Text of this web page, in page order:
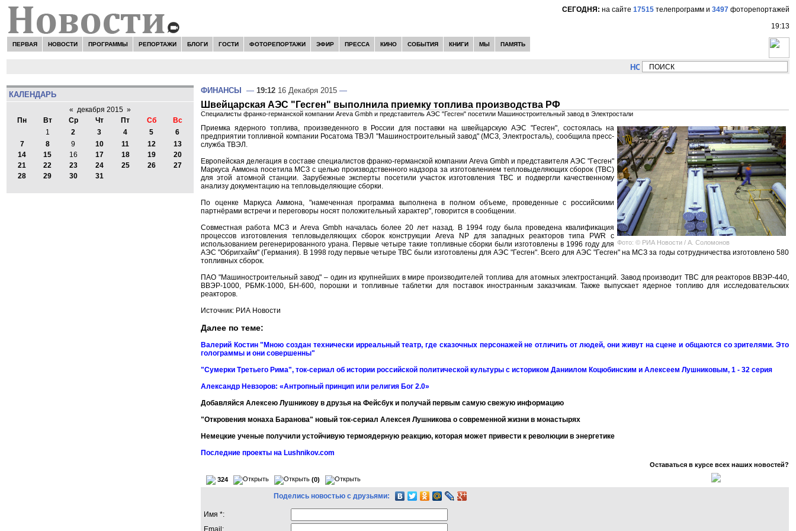
СЕГОДНЯ: на сайте 17515 телепрограмм и 3497 фоторепортажей
19:13
ПЕРВАЯ НОВОСТИ ПРОГРАММЫ РЕПОРТАЖИ БЛОГИ ГОСТИ ФОТОРЕПОРТАЖИ ЭФИР ПРЕССА КИНО СОБЫТИЯ КНИГИ МЫ ПАМЯТЬ
НОВОСТИ: Сергей Цыпляев "Мир как никогда
КАЛЕНДАРЬ
« декабря 2015 »
Пн
Вт Ср Чт Пт Сб
Вс
1
2 3 4 5
6
7
8 9 10 11 12
13
14
15 16 17 18 19
20
21
22 23 24 25 26
27
28
29 30 31
ФИНАНСЫ — 19:12 16 Декабря 2015 —
Швейцарская АЭС "Гесген" выполнила приемку топлива производства РФ
Специалисты франко-германской компании Areva Gmbh и представитель АЭС "Гесген" посетили Машиностроительный завод в Электростали
Фото: © РИА Новости / А. Соломонов
Приемка ядерного топлива, произведенного в России для поставки на швейцарскую АЭС "Гесген", состоялась на
предприятии топливной компании Росатома ТВЭЛ "Машиностроительный завод" (МСЗ, Электросталь), сообщила пресс-
служба ТВЭЛ.
Европейская делегация в составе специалистов франко-германской компании Areva Gmbh и представителя АЭС "Гесген"
Маркуса Аммона посетила МСЗ с целью производственного надзора за изготовлением тепловыделяющих сборок (ТВС)
для этой атомной станции. Зарубежные эксперты посетили участок изготовления ТВС и подвергли качественному
анализу документацию на тепловыделяющие сборки.
По оценке Маркуса Аммона, "намеченная программа выполнена в полном объеме, проведенные с российскими
партнёрами встречи и переговоры носят положительный характер", говорится в сообщении.
Совместная работа МСЗ и Areva Gmbh началась более 20 лет назад. В 1994 году была проведена квалификация
процессов изготовления тепловыделяющих сборок конструкции Areva NP для западных реакторов типа PWR с
использованием регенерированного урана. Первые четыре такие топливные сборки были изготовлены в 1996 году для
АЭС "Обригхайм" (Германия). В 1998 году первые четыре ТВС были изготовлены для АЭС "Гесген". Всего для АЭС "Гесген" на МСЗ за годы сотрудничества изготовлено 580
топливных сборок.
ПАО "Машиностроительный завод" – один из крупнейших в мире производителей топлива для атомных электростанций. Завод производит ТВС для реакторов ВВЭР-440,
ВВЭР-1000, РБМК-1000, БН-600, порошки и топливные таблетки для поставок иностранным заказчикам. Также выпускает ядерное топливо для исследовательских
реакторов.
Источник: РИА Новости
Далее по теме:
Валерий Костин "Мною создан технически ирреальный театр, где сказочных персонажей не отличить от людей, они живут на сцене и общаются со зрителями. Это
голограммы и они совершенны"
"Сумерки Третьего Рима", ток-сериал об истории российской политической культуры с историком Даниилом Коцюбинским и Алексеем Лушниковым, 1 - 32 серия
Александр Невзоров: «Антропный принцип или религия Бог 2.0»
Добавляйся Алексею Лушникову в друзья на Фейсбук и получай первым самую свежую информацию
"Откровения монаха Баранова" новый ток-сериал Алексея Лушникова о современной жизни в монастырях
Немецкие ученые получили устойчивую термоядерную реакцию, которая может привести к революции в энергетике
Последние проекты на Lushnikov.com
Оставаться в курсе всех наших новостей?
324 (0)
Поделись новостью с друзьями:
Имя *:
Email: